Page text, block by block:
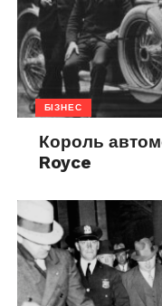
БІЗНЕС
Король
Royce